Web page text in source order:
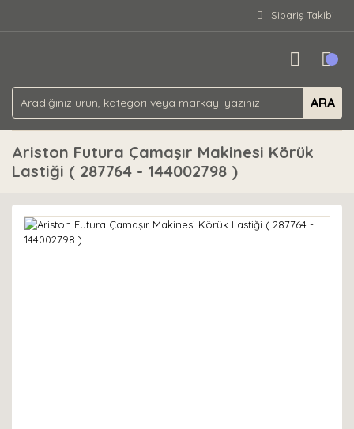
Sipariş Takibi
ARA
Ariston Futura Çamaşır Makinesi Körük
Lastiği ( 287764 - 144002798 )